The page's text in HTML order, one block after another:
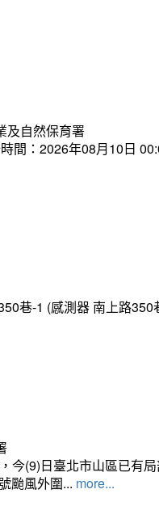
及自然保育署
間：2026年08月10日
巷-1 (感測器 南上路
今(9)日臺北市山區已有
颱風外圍... more...